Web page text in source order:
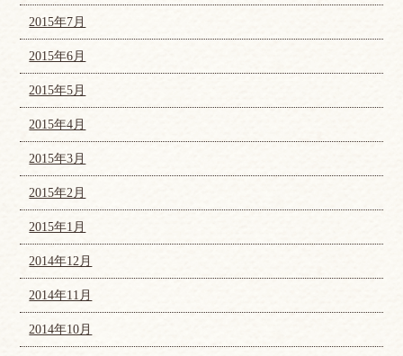
2015年7月
2015年6月
2015年5月
2015年4月
2015年3月
2015年2月
2015年1月
2014年12月
2014年11月
2014年10月